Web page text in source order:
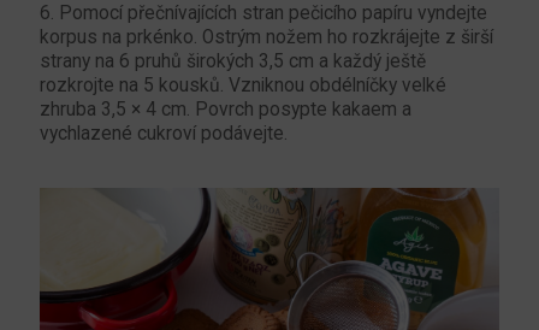
6. Pomocí přečnívajících stran pečicího papíru vyndejte
korpus na prkénko. Ostrým nožem ho rozkrájejte z širší
strany na 6 pruhů širokých 3,5 cm a každý ještě
rozkrojte na 5 kousků. Vzniknou obdélníčky velké
zhruba 3,5 × 4 cm. Povrch posypte kakaem a
vychlazené cukroví podávejte.